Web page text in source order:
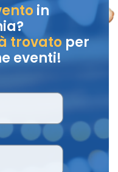
in
trovatoper
eventi!